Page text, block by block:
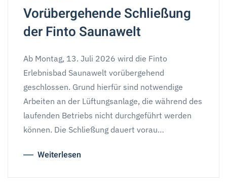
Vorübergehende Schließung
der Finto Saunawelt
Ab Montag, 13. Juli 2026 wird die Finto
Erlebnisbad Saunawelt vorübergehend
geschlossen. Grund hierfür sind notwendige
Arbeiten an der Lüftungsanlage, die während des
laufenden Betriebs nicht durchgeführt werden
können. Die Schließung dauert vorau…
Weiterlesen